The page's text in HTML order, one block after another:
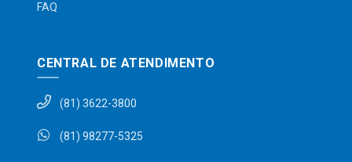
FAQ
CENTRAL DE ATENDIMENTO
(81) 3622-3800
(81) 98277-5325